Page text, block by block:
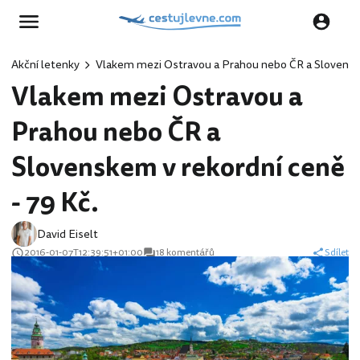
Akční letenky Vlakem mezi Ostravou a Prahou nebo ČR a
Vlakem mezi Ostravou a
Prahou nebo ČR a
Slovenskem v rekordní ceně
- 79 Kč.
David Eiselt
2016-01-07T12:39:51+01:00 18 komentářů Sdílet